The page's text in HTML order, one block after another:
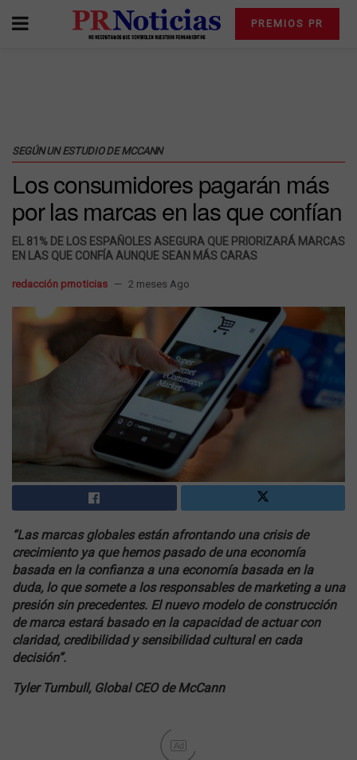
PREMIOS PR
SEGÚN UN ESTUDIO DE MCCANN
Los consumidores pagarán más
por las marcas en las que confían
EL 81% DE LOS ESPAÑOLES ASEGURA QUE PRIORIZARÁ MARCAS
EN LAS QUE CONFÍA AUNQUE SEAN MÁS CARAS
redacción prnoticias 2 meses Ago
“Las marcas globales están afrontando una crisis de
crecimiento ya que hemos pasado de una economía
basada en la confianza a una economía basada en la
duda, lo que somete a los responsables de marketing a una
presión sin precedentes. El nuevo modelo de construcción
de marca estará basado en la capacidad de actuar con
claridad, credibilidad y sensibilidad cultural en cada
decisión”.
Tyler Turnbull, Global CEO de McCann
Ad